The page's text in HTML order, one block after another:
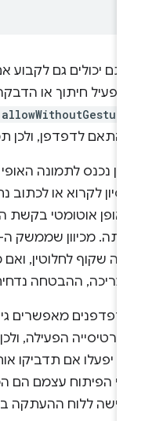
יכולים גם לקבוע
חיתוך או הדבקה
.
לדפדפן, ולכן תמיד
לקרוא או לכתוב
אוטומטי בקשת
שקוף לחלוטין, ואם
ההבטחה נדחית
מאפשרים
הפעילה, ולכן
יפעלו אם תדביקו אותן
הפיתוח עצמם הם
ללוח ההעתקה